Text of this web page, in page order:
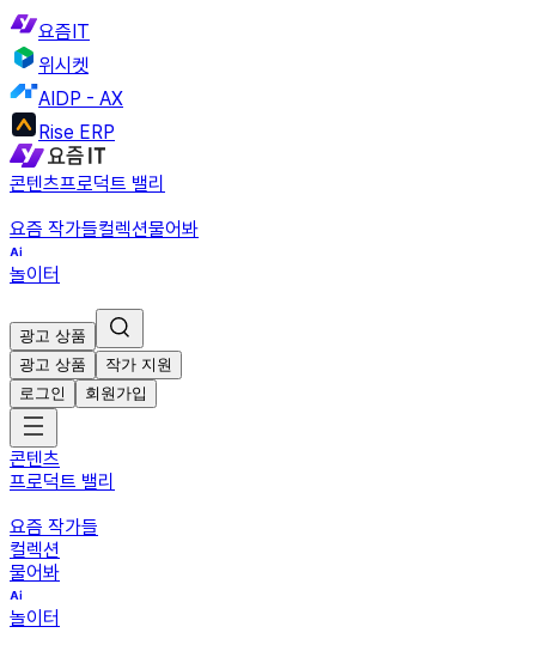
요즘IT
위시켓
AIDP - AX
Rise ERP
콘텐츠프로덕트 밸리
요즘 작가들컬렉션물어봐
놀이터
광고 상품
광고 상품
작가 지원
로그인
회원가입
콘텐츠
프로덕트 밸리
요즘 작가들
컬렉션
물어봐
놀이터